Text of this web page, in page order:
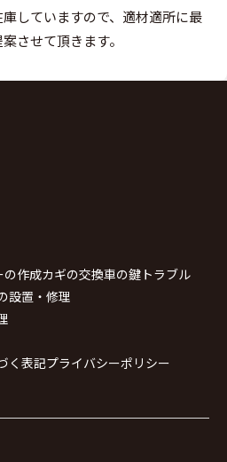
していますので、適材適所に最
させて頂きます。
の作成カギの交換車の鍵トラブル
設置・修理
く表記プライバシーポリシー